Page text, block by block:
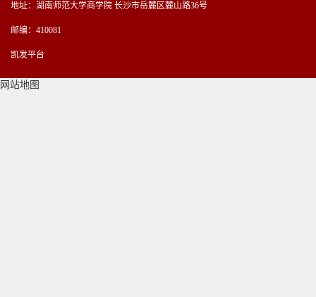
地址：湖南师范大学商学院 长沙市岳麓区麓山路36号
邮编：410081
凯发平台
网站地图